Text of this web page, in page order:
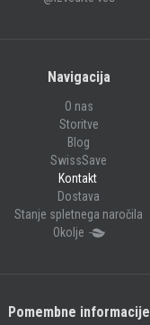
Navigacija
O nas
Storitve
Blog
SwissSave
Kontakt
Dostava
Stanje spletnega naročila
Okolje
Pomembne informacije